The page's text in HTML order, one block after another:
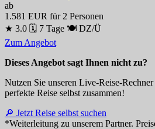
ab
1.581 EUR für 2 Personen
★ 3.0 🗓 7 Tage 🍽 DZ/Ü
Zum Angebot
Dieses Angebot sagt Ihnen nicht zu?
Nutzen Sie unseren Live-Reise-
perfekte Reise selbst zusammen!
🔎 Jetzt Reise selbst suchen
*Weiterleitung zu unserem Partner.